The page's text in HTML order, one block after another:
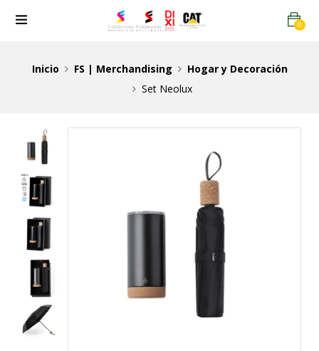
0
Inicio FS | Merchandising
Hogar y Decoración
Set Neolux